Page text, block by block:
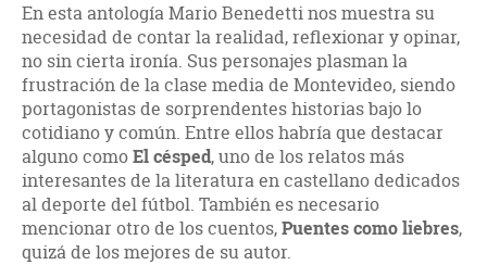
En esta antología Mario Benedetti nos muestra su
necesidad de contar la realidad, reflexionar y opinar,
no sin cierta ironía. Sus personajes plasman la
frustración de la clase media de Montevideo, siendo
portagonistas de sorprendentes historias bajo lo
cotidiano y común. Entre ellos habría que destacar
alguno comoEl césped, uno de los relatos más
interesantes de la literatura en castellano dedicados
al deporte del fútbol. También es necesario
mencionar otro de los cuentos,Puentes como liebres,
quizá de los mejores de su autor.